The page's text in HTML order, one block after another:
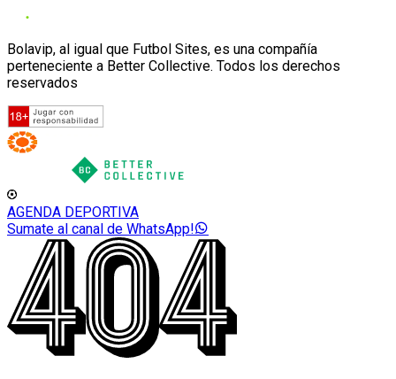
Bolavip, al igual que Futbol Sites, es una compañía
perteneciente a Better Collective. Todos los derechos
reservados
AGENDA DEPORTIVA
Sumate al canal de WhatsApp!